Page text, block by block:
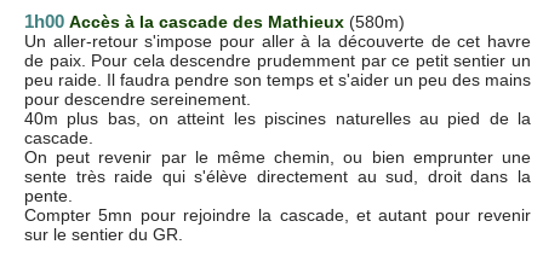
1h00 Accès à la cascade des Mathieux (580m)
Un aller-retour s'impose pour aller à la découverte de cet havre
de paix. Pour cela descendre prudemment par ce petit sentier un
peu raide. Il faudra pendre son temps et s'aider un peu des mains
pour descendre sereinement.
40m plus bas, on atteint les piscines naturelles au pied de la
cascade.
On peut revenir par le même chemin, ou bien emprunter une
sente très raide qui s'élève directement au sud, droit dans la
pente.
Compter 5mn pour rejoindre la cascade, et autant pour revenir
sur le sentier du GR.